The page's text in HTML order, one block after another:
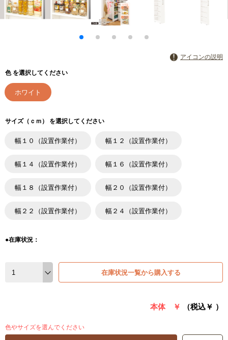
アイコンの説明
色 を選択してください
ホワイト
サイズ（ｃｍ） を選択してください
幅１０（設置作業付） 幅１２（設置作業付）
幅１４（設置作業付） 幅１６（設置作業付）
幅１８（設置作業付） 幅２０（設置作業付）
幅２２（設置作業付） 幅２４（設置作業付）
●在庫状況：
在庫状況一覧から購入する
本体 ￥ （税込￥ ）
色やサイズを選んでください